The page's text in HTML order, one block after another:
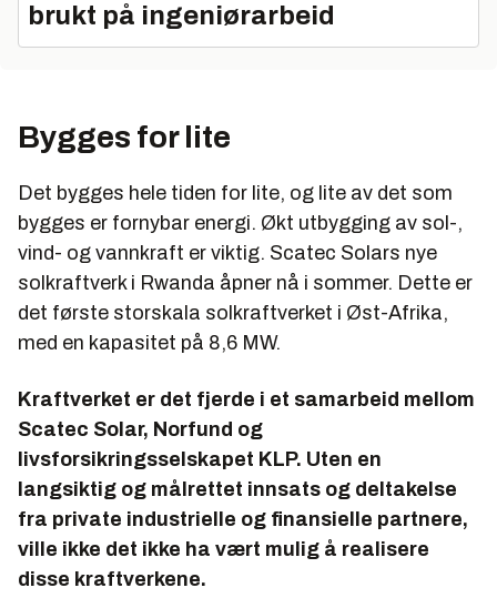
brukt på ingeniørarbeid
Bygges for lite
Det bygges hele tiden for lite, og lite av det som
bygges er fornybar energi. Økt utbygging av sol-,
vind- og vannkraft er viktig. Scatec Solars nye
solkraftverk i Rwanda åpner nå i sommer. Dette er
det første storskala solkraftverket i Øst-Afrika,
med en kapasitet på 8,6 MW.
Kraftverket er det fjerde i et samarbeid mellom
Scatec Solar, Norfund og
livsforsikringsselskapet KLP. Uten en
langsiktig og målrettet innsats og deltakelse
fra private industrielle og finansielle partnere,
ville ikke det ikke ha vært mulig å realisere
disse kraftverkene.